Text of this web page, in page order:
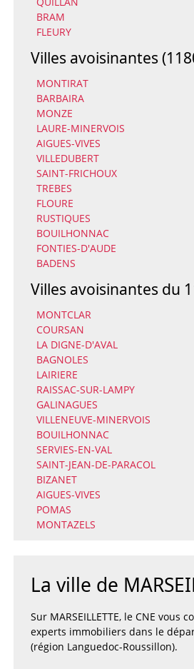
BRAM
FLEURY
Villes avoisinantes
MONTIRAT
BARBAIRA
MONZE
LAURE-MINERVOIS
AIGUES-VIVES
VILLEDUBERT
SAINT-FRICHOUX
TREBES
FLOURE
RUSTIQUES
BOUILHONNAC
FONTIES-D'AUDE
BADENS
Villes avoisinantes du
MONTCLAR
COURSAN
LA DIGNE-D'AVAL
BAGNOLES
LAIRIERE
RAISSAC-SUR-LAMPY
GALINAGUES
VILLENEUVE-MINERVOIS
BOUILHONNAC
SERVIES-EN-VAL
SAINT-JEAN-DE-PARACOL
BIZANET
AIGUES-VIVES
POMAS
MONTAZELS
La ville de
Sur MARSEILLETTE, le CNE vous
experts immobiliers dans le
(région Languedoc-Roussillon).